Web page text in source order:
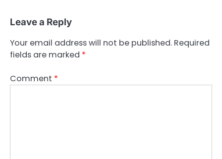
Leave a Reply
Your email address will not be published. Required
fields are marked *
Comment *